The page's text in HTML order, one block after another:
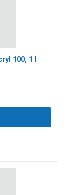
100, 1 l